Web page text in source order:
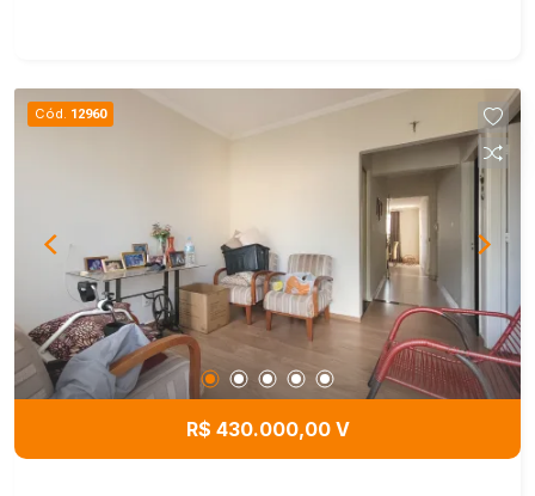
Cód. 12960
R$ 430.000,00 V